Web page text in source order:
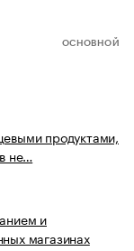
ОСНОВНОЙ
продуктами,
не…
и
магазинах